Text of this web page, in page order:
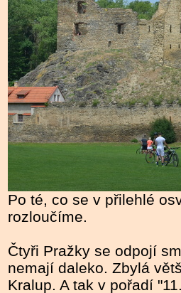
Po té, co se v přilehlé
rozloučíme.
Čtyři Pražky se odpojí
nemají daleko. Zbylá
Kralup. A tak v pořadí